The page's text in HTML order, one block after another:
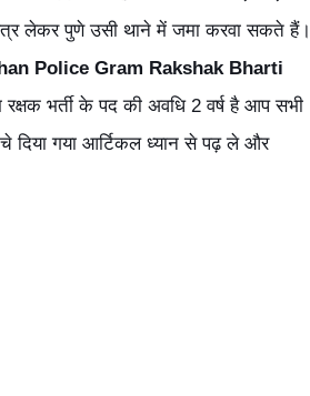
लेकर पुणे उसी थाने में जमा करवा सकते हैं।
Police Gram Rakshak Bharti
भर्ती के पद की अवधि 2 वर्ष है आप सभी
दिया गया आर्टिकल ध्यान से पढ़ ले और